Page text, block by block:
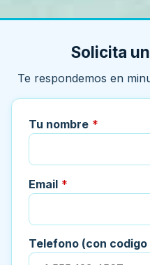
Solicita
Te respondemos en
Tu nombre *
Email *
Telefono (con codigo